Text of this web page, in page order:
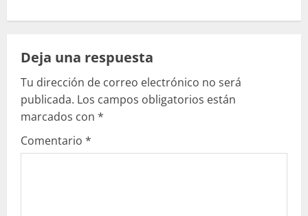
e
y
e
n
Deja una respuesta
Tu dirección de correo electrónico no será
publicada. Los campos obligatorios están
marcados con *
Comentario *